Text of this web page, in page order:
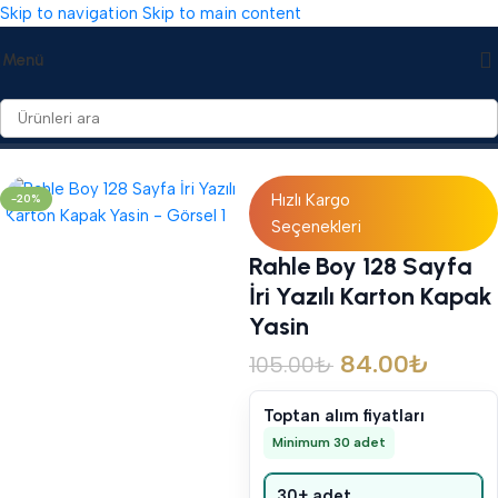
Skip to navigation Skip to main content
Menü
Ana Sayfa/Yasin Cüzleri/Karton Kapaklı Yasin Cüzleri
-20%
Hızlı Kargo
Seçenekleri
Rahle Boy 128 Sayfa
İri Yazılı Karton Kapak
Yasin
105.00₺ 84.00₺
Toptan alım fiyatları
Minimum 30 adet